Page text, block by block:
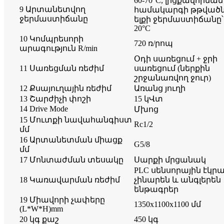
9 Արտանետվող
ջերմաստիճանը
համակարգի
ելքի ջերմաստիճանը՝
20°C
10 Կոմպրեսորի
արագություն R/min
720 ռ/րոպ
11 Սառեցման ռեժիմ
Օդի սառեցում + ջրի
սառեցում (ներքին
շրջանառվող ջուր)
12 Քսայուղային ռեժիմ
Առանց յուղի
13 Շարժիչի փոշի
15 կՎտ
14 Drive Mode
Մխոց
15 Մուտքի նավահանգիստ
մմ
Rc1/2
16 Արտանետման միացք
մմ
G5/8
17 Մոնտաժման տեսակը
Սարքի մրցանակ
18 Կառավարման ռեժիմ
PLC սենսորային
չինարեն և անգլերեն
ենթագրեր
19 Միավորի չափերը
(L*W*H)mm
1350x1100x1100 մմ
20 կգ քաշ
450 կգ